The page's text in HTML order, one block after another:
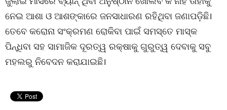
ନେଇ ଆଶା ଓ ଆଶଙ୍କାରେ ଜନସାଧାରଣ ରହିଥିବା ଜଣାପଡ଼ିଛି।
ତେବେ କରୋନା ସଂକ୍ରମଣ ରୋକିବା ପାଇଁ ସମସ୍ତେ ମାସ୍କ
ପିନ୍ଧିବା ସହ ସାମାଜିକ ଦୂରତ୍ୱ ରକ୍ଷାକୁ ଗୁରୁତ୍ୱ ଦେବାକୁ ସବୁ
ମହଲରୁ ନିବେଦନ କରାଯାଇଛି।